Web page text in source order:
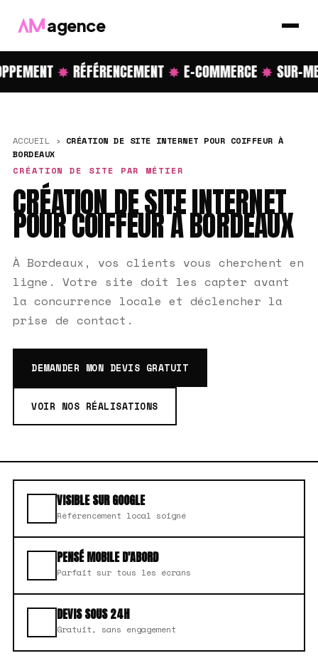
agence
✸RÉFÉRENCEMENT✸E-COMMERCE✸SUR-
ACCUEIL › CRÉATION DE SITE INTERNET POUR COIFFEUR À
BORDEAUX
CRÉATION DE SITE PAR MÉTIER
CRÉATION DE SITE INTERNET
POUR COIFFEUR À BORDEAUX
À Bordeaux, vos clients vous cherchent en
ligne. Votre site doit les capter avant
la concurrence locale et déclencher la
prise de contact.
DEMANDER MON DEVIS GRATUIT
VOIR NOS RÉALISATIONS
VISIBLE SUR GOOGLE
Référencement local soigné
PENSÉ MOBILE D'ABORD
Parfait sur tous les écrans
DEVIS SOUS 24H
Gratuit, sans engagement